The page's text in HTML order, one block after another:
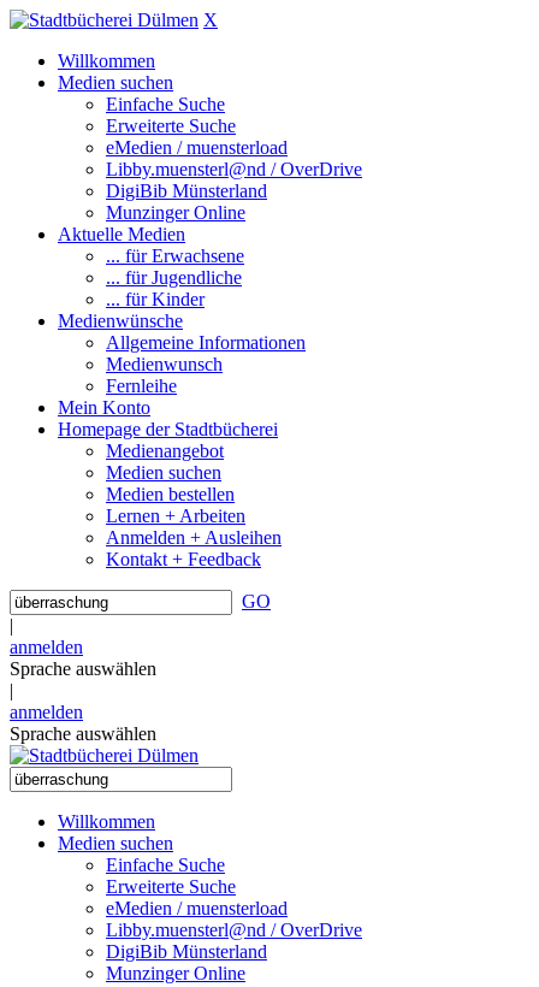
X
Willkommen
Medien suchen
Einfache Suche
Erweiterte Suche
eMedien / muensterload
Libby.muensterl@nd / OverDrive
DigiBib Münsterland
Munzinger Online
Aktuelle Medien
... für Erwachsene
... für Jugendliche
... für Kinder
Medienwünsche
Allgemeine Informationen
Medienwunsch
Fernleihe
Mein Konto
Homepage der Stadtbücherei
Medienangebot
Medien suchen
Medien bestellen
Lernen + Arbeiten
Anmelden + Ausleihen
Kontakt + Feedback
GO
|
anmelden
Sprache auswählen
|
anmelden
Sprache auswählen
Willkommen
Medien suchen
Einfache Suche
Erweiterte Suche
eMedien / muensterload
Libby.muensterl@nd / OverDrive
DigiBib Münsterland
Munzinger Online